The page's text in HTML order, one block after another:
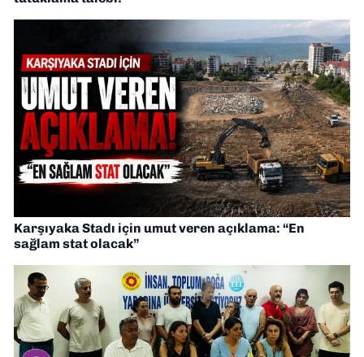
Karşıyaka Stadı için umut veren açıklama: “En
sağlam stat olacak”